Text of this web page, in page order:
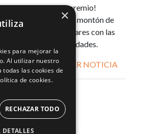
tu solidaridad tiene premio!
han donado un montón de
cestas espectaculares con las
disfrutar estas Navidades.
VER NOTICIA
×
para mejorar la
Al utilizar nuestro
las cookies de
de cookies.
RECHAZAR TODO
DETALLES